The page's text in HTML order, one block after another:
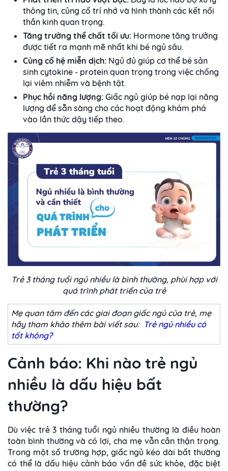
thông tin, củng cố trí nhớ và hình thành các kết nối
thần kinh quan trọng.
Tăng trưởng thể chất tối ưu: Hormone tăng trưởng
được tiết ra mạnh mẽ nhất khi bé ngủ sâu.
Củng cố hệ miễn dịch: Ngủ đủ giúp cơ thể bé sản
sinh cytokine - protein quan trọng trong việc chống
lại viêm nhiễm và bệnh tật.
Phục hồi năng lượng: Giấc ngủ giúp bé nạp lại năng
lượng để sẵn sàng cho các hoạt động khám phá
vào lần thức dậy tiếp theo.
Trẻ 3 tháng tuổi ngủ nhiều là bình thường, phùi hợp với
quá trình phát triển của trẻ
Mẹ quan tâm đến các giai đoạn giấc ngủ của trẻ, mẹ
hãy tham khảo thêm bài viết sau: Trẻ ngủ nhiều có
tốt không?
Cảnh báo: Khi nào trẻ ngủ
nhiều là dấu hiệu bất
thường?
Dù việc trẻ 3 tháng tuổi ngủ nhiều thường là điều hoàn
toàn bình thường và có lợi, cha mẹ vẫn cần thận trọng.
Trong một số trường hợp, giấc ngủ kéo dài bất thường
có thể là dấu hiệu cảnh báo vấn đề sức khỏe, đặc biệt